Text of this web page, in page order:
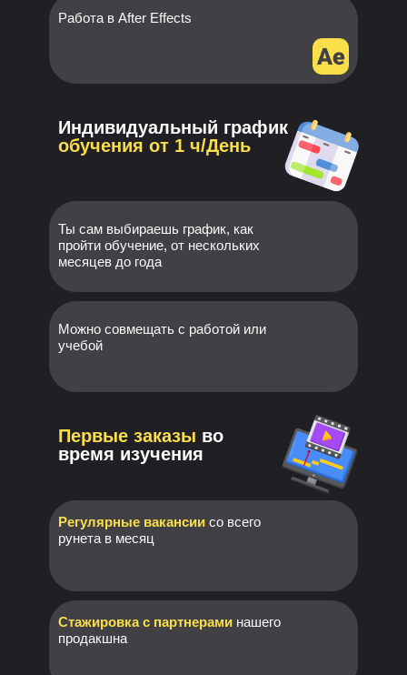
Ты сам выбираешь график, как
пройти обучение, от нескольких
месяцев до года
Индивидуальный график
обучения от 1 ч/День
Можно совмещать с работой или
учебой
Работа в After Effects
Стажировка с партнерами нашего
продакшна
Регулярные вакансии со всего
рунета в месяц
Первые заказы во
время изучения